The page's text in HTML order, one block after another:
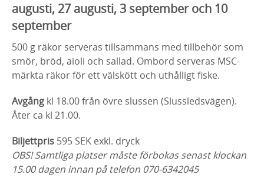
augusti, 27 augusti, 3 september och 10
september
500 g räkor serveras tillsammans med tillbehör som
smör, bröd, aioli och sallad. Ombord serveras MSC-
märkta räkor för ett välskött och uthålligt fiske.
Avgång kl 18.00 från övre slussen (Slussledsvägen).
Åter ca kl 21.00.
Biljettpris 595 SEK exkl. dryck
OBS! Samtliga platser måste förbokas senast klockan
15.00 dagen innan på telefon 070-6342045